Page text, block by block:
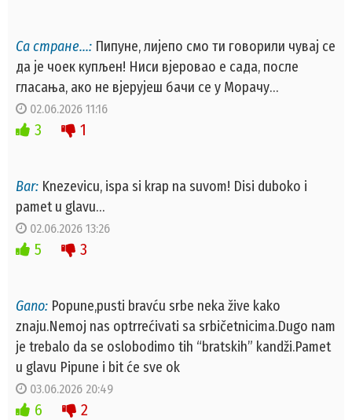
Са стране…: Пипуне, лијепо смо ти говорили чувај се
да је чоек купљен! Ниси вјеровао е сада, после
гласања, ако не вјерујеш бачи се у Морачу…
02.06.2026 11:16
3 1
Bar: Knezevicu, ispa si krap na suvom! Disi duboko i
pamet u glavu…
02.06.2026 13:26
5 3
Gano: Popune,pusti bravću srbe neka žive kako
znaju.Nemoj nas optrrećivati sa srbičetnicima.Dugo nam
je trebalo da se oslobodimo tih “bratskih” kandži.Pamet
u glavu Pipune i bit će sve ok
03.06.2026 20:49
6 2